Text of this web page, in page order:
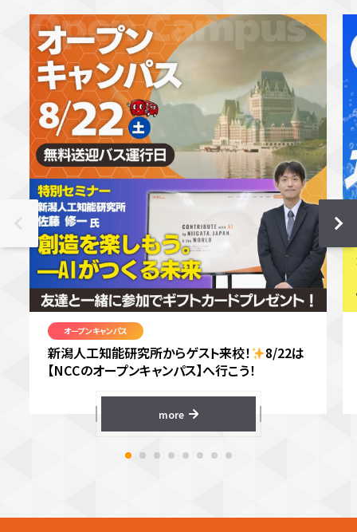
オープンキャンパス
新潟人工知能研究所からゲスト来校！
8/22は
【NCCのオープンキャンパス】へ行こう！
more